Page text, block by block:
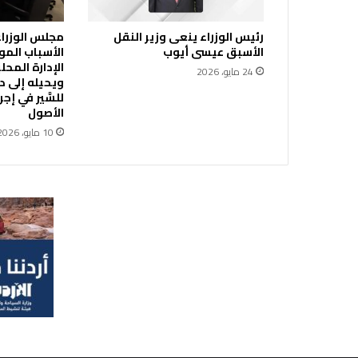
ل
م
ر
رئيس الوزراء ينعى وزير النقل
الأسبق عيسى أيوب
24 مايو، 2026
مجلس
الأسباب
ويحيله إلى
للسَّير في
الأصول
10 مايو، 2026